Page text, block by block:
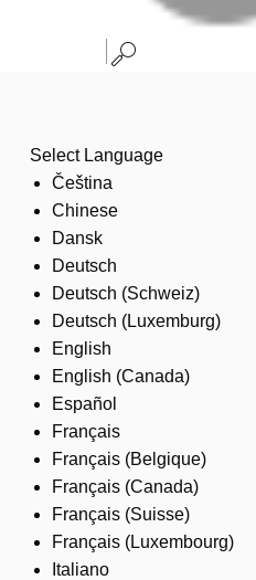
Select Language
Čeština
Chinese
Dansk
Deutsch
Deutsch (Schweiz)
Deutsch (Luxemburg)
English
English (Canada)
Español
Français
Français (Belgique)
Français (Canada)
Français (Suisse)
Français (Luxembourg)
Italiano